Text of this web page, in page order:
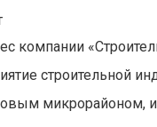
компании
строительной
микрорайоном,